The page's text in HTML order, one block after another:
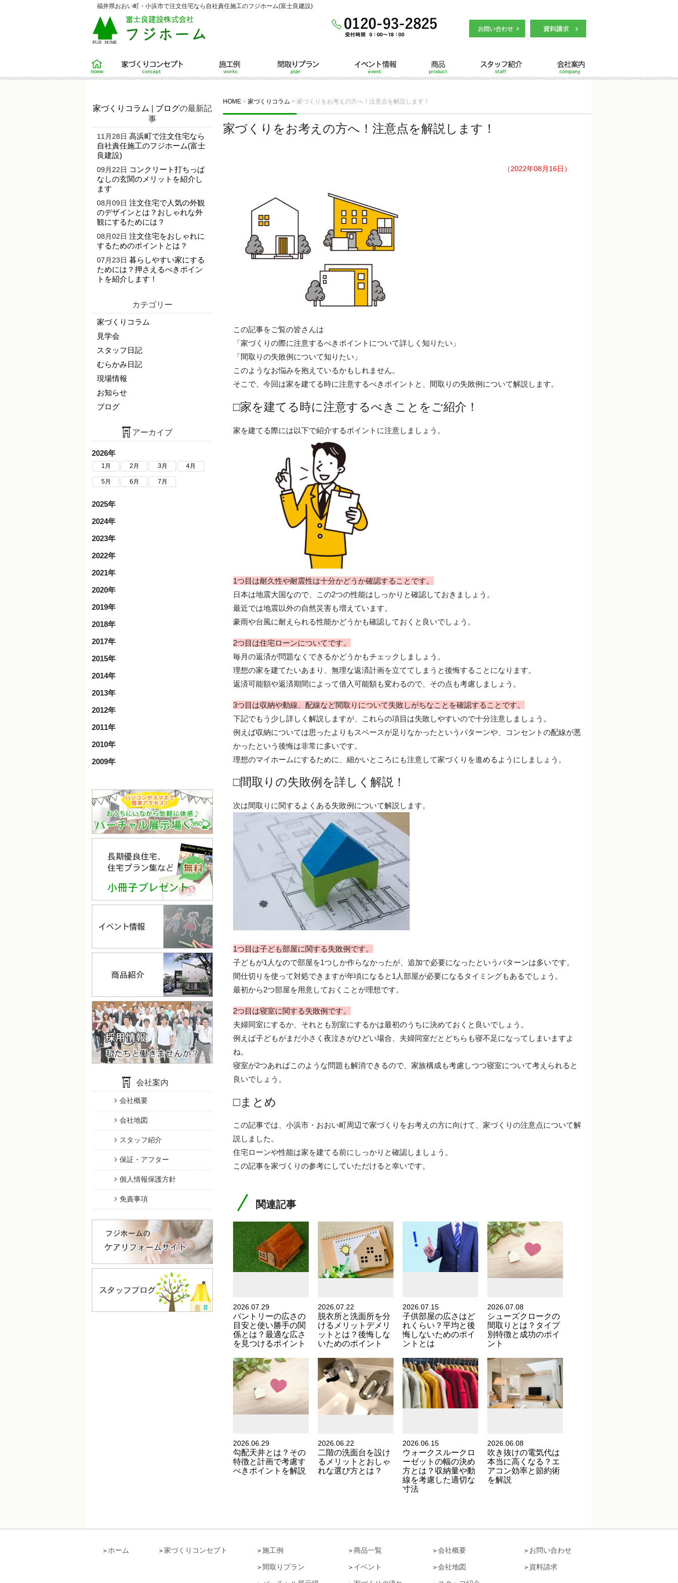
福井県おおい町・小浜市で注文住宅なら自社責任施工のフジホーム(富士良建設)
ホーム 家づくりコンセプト 施工例 間取りプラン イベント情報 商品 スタッフ紹介 会社案内
HOME > 家づくりコラム > 家づくりをお考えの方へ！注意点を解説します！
家づくりをお考えの方へ！注意点を解説します！
（2022年08月16日）
この記事をご覧の皆さんは
「家づくりの際に注意するべきポイントについて詳しく知りたい」
「間取りの失敗例について知りたい」
このようなお悩みを抱えているかもしれません。
そこで、今回は家を建てる時に注意するべきポイントと、間取りの失敗例について解説します。
□家を建てる時に注意するべきことをご紹介！
家を建てる際には以下で紹介するポイントに注意しましょう。
1つ目は耐久性や耐震性は十分かどうか確認することです。
日本は地震大国なので、この2つの性能はしっかりと確認しておきましょう。
最近では地震以外の自然災害も増えています。
豪雨や台風に耐えられる性能かどうかも確認しておくと良いでしょう。
2つ目は住宅ローンについてです。
毎月の返済が問題なくできるかどうかもチェックしましょう。
理想の家を建てたいあまり、無理な返済計画を立ててしまうと後悔することになります。
返済可能額や返済期間によって借入可能額も変わるので、その点も考慮しましょう。
3つ目は収納や動線、配線など間取りについて失敗しがちなことを確認することです。
下記でもう少し詳しく解説しますが、これらの項目は失敗しやすいので十分注意しましょう。
例えば収納については思ったよりもスペースが足りなかったというパターンや、コンセントの配線が悪
かったという後悔は非常に多いです。
理想のマイホームにするために、細かいところにも注意して家づくりを進めるようにしましょう。
□間取りの失敗例を詳しく解説！
次は間取りに関するよくある失敗例について解説します。
1つ目は子ども部屋に関する失敗例です。
子どもが1人なので部屋を1つしか作らなかったが、追加で必要になったというパターンは多いです。
間仕切りを使って対処できますが年頃になると1人部屋が必要になるタイミングもあるでしょう。
最初から2つ部屋を用意しておくことが理想です。
2つ目は寝室に関する失敗例です。
夫婦同室にするか、それとも別室にするかは最初のうちに決めておくと良いでしょう。
例えば子どもがまだ小さく夜泣きがひどい場合、夫婦同室だとどちらも寝不足になってしまいますよ
ね。
寝室が2つあればこのような問題も解消できるので、家族構成も考慮しつつ寝室について考えられると
良いでしょう。
□まとめ
この記事では、小浜市・おおい町周辺で家づくりをお考えの方に向けて、家づくりの注意点について解
説しました。
住宅ローンや性能は家を建てる前にしっかりと確認しましょう。
この記事を家づくりの参考にしていただけると幸いです。
関連記事
2026.07.29
パントリーの広さの
目安と使い勝手の関
係とは？最適な広さ
を見つけるポイント
2026.07.22
脱衣所と洗面所を分
けるメリットデメリ
ットとは？後悔しな
いためのポイント
2026.07.15
子供部屋の広さはど
れくらい？平均と後
悔しないためのポイ
ントとは
2026.07.08
シューズクロークの
間取りとは？タイプ
別特徴と成功のポイ
ント
2026.06.29
勾配天井とは？その
特徴と計画で考慮す
べきポイントを解説
2026.06.22
二階の洗面台を設け
るメリットとおしゃ
れな選び方とは？
2026.06.15
ウォークスルークロ
ーゼットの幅の決め
方とは？収納量や動
線を考慮した適切な
寸法
2026.06.08
吹き抜けの電気代は
本当に高くなる？エ
アコン効率と節約術
を解説
家づくりコラム ブログの最新記
事
11月28日 高浜町で注文住宅なら
自社責任施工のフジホーム(富士
良建設)
09月22日 コンクリート打ちっぱ
なしの玄関のメリットを紹介し
ます
08月09日 注文住宅で人気の外観
のデザインとは？おしゃれな外
観にするためには？
08月02日 注文住宅をおしゃれに
するためのポイントとは？
07月23日 暮らしやすい家にする
ためには？押さえるべきポイン
トを紹介します！
カテゴリー
家づくりコラム
見学会
スタッフ日記
むらかみ日記
現場情報
お知らせ
ブログ
アーカイブ
2026年
1月 2月 3月 4月
5月 6月 7月
2025年
2024年
2023年
2022年
2021年
2020年
2019年
2018年
2017年
2015年
2014年
2013年
2012年
2011年
2010年
2009年
会社案内
会社概要
会社地図
スタッフ紹介
保証・アフター
個人情報保護方針
免責事項
ホーム 家づくりコンセプト 施工例
間取りプラン
商品一覧
イベント
会社概要
会社地図
お問い合わせ
資料請求